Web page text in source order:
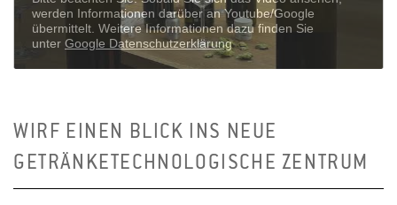
WIRF EINEN BLICK INS NEUE
GETRÄNKETECHNOLOGISCHE ZENTRUM